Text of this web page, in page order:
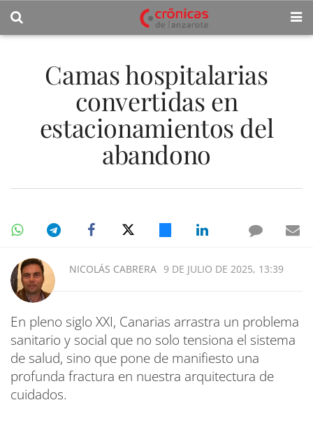
Camas hospitalarias
convertidas en
estacionamientos del
abandono
NICOLÁS CABRERA 9 DE JULIO DE 2025, 13:39
En pleno siglo XXI, Canarias arrastra un problema
sanitario y social que no solo tensiona el sistema
de salud, sino que pone de manifiesto una
profunda fractura en nuestra arquitectura de
cuidados.